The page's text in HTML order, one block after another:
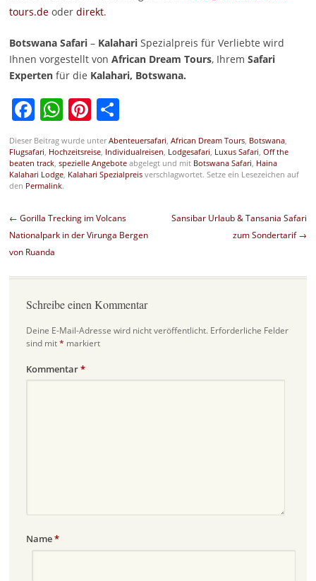
tours.deoder direkt.
Botswana Safari– KalahariSpezialpreis für Verliebte wird
Ihnen vorgestellt von African Dream Tours, Ihrem Safari
Expertenfür die Kalahari, Botswana.
Facebook
WhatsApp
Pinterest
Teilen
Dieser Beitrag wurde unterAbenteuersafari African Dream Tours, Botswana,
Flugsafari Hochzeitsreise, Individualreisen Lodgesafari Luxus Safari Off the
beaten track, spezielle Angeboteabgelegt und mit Botswana Safari Haina
Kalahari Lodge, Kalahari Spezialpreisverschlagwortet. Setze ein Lesezeichen auf
den Permalink.
Beitragsnavigation
← Gorilla Trecking im Volcans
Nationalpark in der Virunga Bergen
von Ruanda
Sansibar Urlaub & Tansania Safari
zum Sondertarif→
Schreibe einen Kommentar
Deine E-Mail-Adresse wird nicht veröffentlicht. Erforderliche Felder
sind mit* markiert
Kommentar*
Name*